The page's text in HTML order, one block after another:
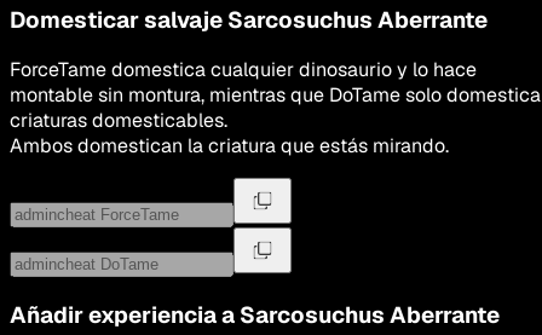
Domesticar salvaje Sarcosuchus Aberrante
ForceTame domestica cualquier dinosaurio y lo hace
montable sin montura, mientras que DoTame solo domestica
criaturas domesticables.
Ambos domestican la criatura que estás mirando.
Añadir experiencia a Sarcosuchus Aberrante